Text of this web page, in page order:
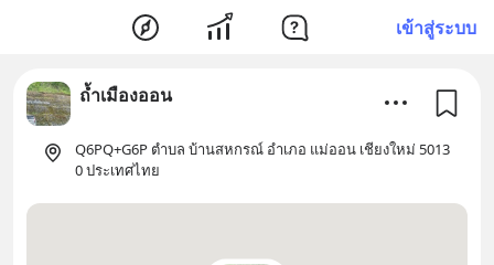
เข้าสู่ระบบ
ถ้ำเมืองออน
Q6PQ+G6P ตำบล บ้านสหกรณ์ อำเภอ แม่ออน เชียงใหม่ 5013
0 ประเทศไทย